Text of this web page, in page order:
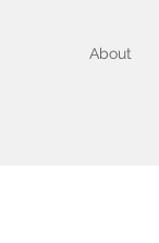
About